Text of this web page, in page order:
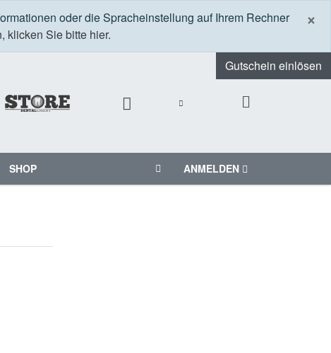
×
oder die Spracheinstellung auf Ihrem Rechner
klicken Sie bitte hier.
Gutschein einlösen
SHOP ANMELDEN